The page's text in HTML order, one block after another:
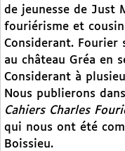
de jeunesse de Just
fouriérisme et
Considerant. Fourier
au château Gréa en
Considerant à
Nous publierons
Cahiers Charles
qui nous ont été
Boissieu.